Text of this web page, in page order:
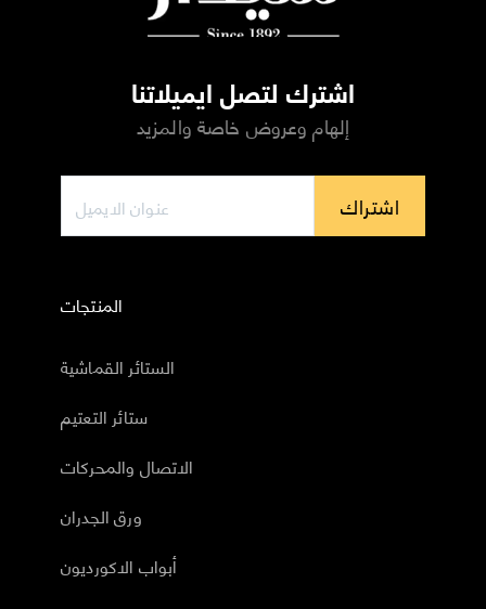
اشترك لتصل ايميلاتنا
إلهام وعروض خاصة والمزيد
اشتراك
المنتجات
الستائر القماشية
ستائر التعتيم
الاتصال والمحركات
ورق الجدران
أبواب الاكورديون